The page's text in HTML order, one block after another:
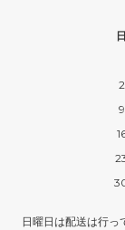
日
2
9
日曜日は配送は行っ